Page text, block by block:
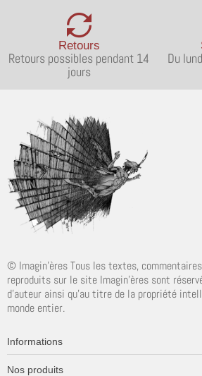
Retours
Retours possibles pendant 14
jours
Du
© Imagin'ères Tous les textes,
reproduits sur le site Imagin'ères sont
d'auteur ainsi qu'au titre de la propriété
monde entier.
Informations
Nos produits